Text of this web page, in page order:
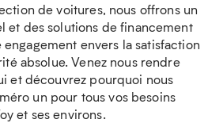
de voitures, nous offrons un
et des solutions de financement
engagement envers la satisfaction
absolue. Venez nous rendre
et découvrez pourquoi nous
un pour tous vos besoins
et ses environs.